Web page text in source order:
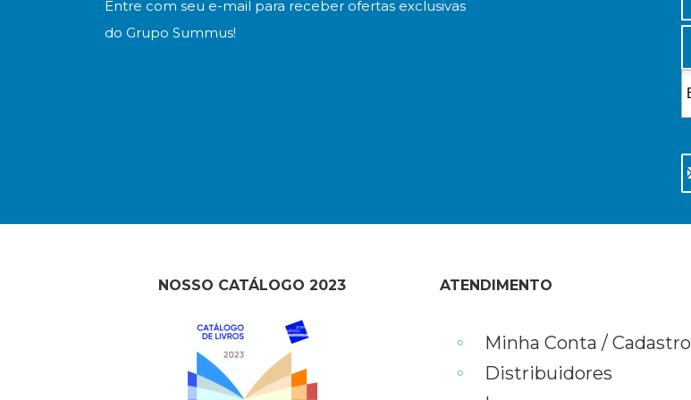
Entre com seu e-mail para receber ofertas exclusivas
do Grupo Summus!
NOSSO CATÁLOGO 2023 ATENDIMENTO
Minha Conta / Cadastro
Distribuidores